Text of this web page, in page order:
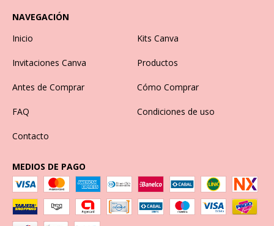
NAVEGACIÓN
Inicio
Kits Canva
Invitaciones Canva Productos
Antes de Comprar Cómo Comprar
FAQ Condiciones de uso
Contacto
MEDIOS DE PAGO